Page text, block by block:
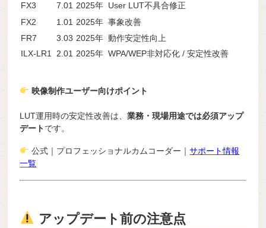
FX3
7.01 2025年 User LUT不具合修正
FX2
1.01 2025年 事象改善
FR7
3.03 2025年 動作安定性向上
ILX-LR1 2.01 2025年 WPA/WEP非対応化 / 安定性改善
映像制作ユーザー向けポイント
LUT運用時の安定性改善は、業務・現場用途では必須アップ
デートです。
公式｜プロフェッショナルカムコーダー｜サポート情報
一覧
アップデート前の注意点